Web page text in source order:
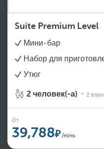
Suite Premium Level
Мини-бар
Набор для
Утюг
2 человек(-а) 2
От
39,788 /ночь